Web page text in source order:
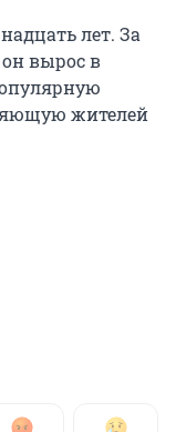
лет. За
вырос в
жителей